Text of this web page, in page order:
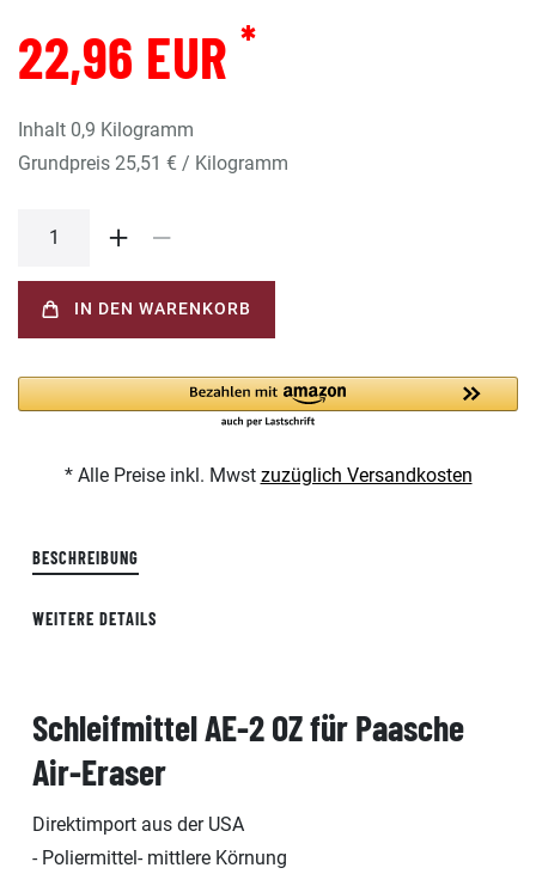
22,96 EUR *
Inhalt 0,9 Kilogramm
Grundpreis 25,51 € / Kilogramm
IN DEN WARENKORB
* Alle Preise inkl. Mwst zuzüglich Versandkosten
BESCHREIBUNG
WEITERE DETAILS
Schleifmittel AE-2 OZ für Paasche
Air-Eraser
Direktimport aus der USA
- Poliermittel- mittlere Körnung